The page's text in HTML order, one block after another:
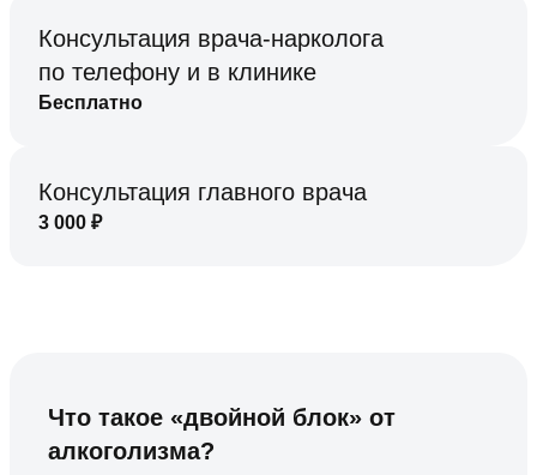
Консультация врача-нарколога
по телефону и в клинике
Бесплатно
Консультация главного врача
3 000 ₽
Что такое «двойной блок» от
алкоголизма?